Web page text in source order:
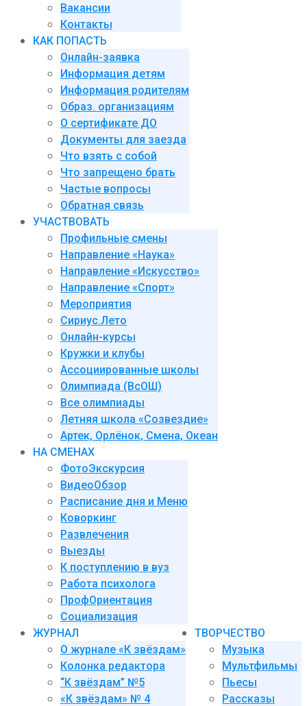
Вакансии
Контакты
КАК ПОПАСТЬ
Онлайн-заявка
Информация детям
Информация родителям
Образ. организациям
О сертификате ДО
Документы для заезда
Что взять с собой
Что запрещено брать
Частые вопросы
Обратная связь
УЧАСТВОВАТЬ
Профильные смены
Направление «Наука»
Направление «Искусство»
Направление «Спорт»
Мероприятия
Сириус.Лето
Онлайн-курсы
Кружки и клубы
Ассоциированные школы
Олимпиада (ВсОШ)
Все олимпиады
Летняя школа «Созвездие»
Артек, Орлёнок, Смена, Океан
НА СМЕНАХ
ФотоЭкскурсия
ВидеоОбзор
Расписание дня и Меню
Коворкинг
Развлечения
Выезды
К поступлению в вуз
Работа психолога
ПрофОриентация
Социализация
ЖУРНАЛ
О журнале «К звёздам»
Колонка редактора
“К звёздам” №5
«К звёздам» № 4
ТВОРЧЕСТВО
Музыка
Мультфильмы
Пьесы
Рассказы